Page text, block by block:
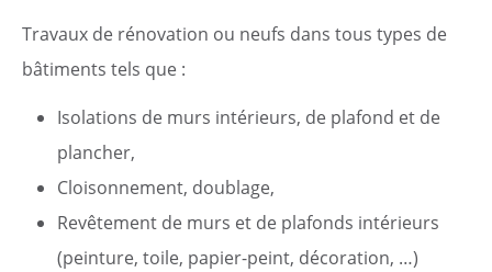
Travaux de rénovation ou neufs dans tous types de
bâtiments tels que :
Isolations de murs intérieurs, de plafond et de
plancher,
Cloisonnement, doublage,
Revêtement de murs et de plafonds intérieurs
(peinture, toile, papier-peint, décoration, …)
Démarches
Annuaire
Agenda
Actualités